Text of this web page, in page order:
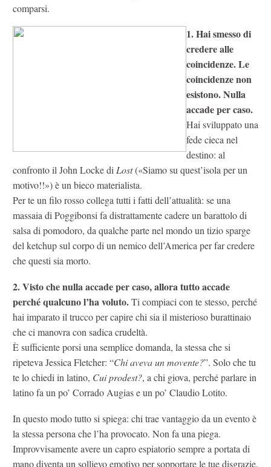
comparsi.
1. Hai smesso di
credere alle
coincidenze. Le
coincidenze non
esistono. Nulla
accade per caso.
Hai sviluppato una
fede cieca nel
destino: al
confronto il John Locke diLost(«Siamo su quest’isola per un
motivo!!») è un bieco materialista.
Per te un filo rosso collega tutti i fatti dell’attualità: se una
massaia di Poggibonsi fa distrattamente cadere un barattolo di
salsa di pomodoro, da qualche parte nel mondo un tizio sparge
del ketchup sul corpo di un nemico dell’America per far credere
che questi sia morto.
2. Visto che nulla accade per caso, allora tutto accade
perché qualcuno l’ha voluto.Ti compiaci con te stesso, perché
hai imparato il trucco per capire chi sia il misterioso burattinaio
che ci manovra con sadica crudeltà.
È sufficiente porsi una semplice domanda, la stessa che si
ripeteva Jessica Fletcher: “Chi aveva un movente?”. Solo che tu
te lo chiedi in latino, Cui prodest?, a chi giova, perché parlare in
latino fa un po’ Corrado Augias e un po’ Claudio Lotito.
In questo modo tutto si spiega: chi trae vantaggio da un evento è
la stessa persona che l’ha provocato. Non fa una piega.
Improvvisamente avere un capro espiatorio sempre a portata di
mano diventa un sollievo emotivo per sopportare le tue disgrazie.